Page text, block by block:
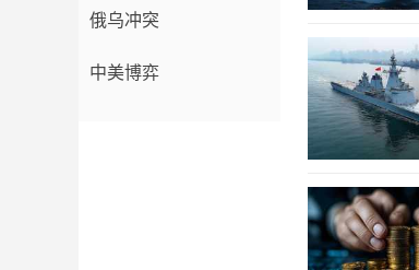
俄乌冲突
中美博弈